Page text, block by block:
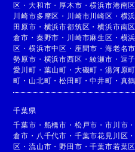
区 ・大和市 ・ 厚木市 ・横浜市港南区
川崎市多摩区 ・ 川崎市川崎区 ・ 横
田原市 ・ 横浜市都筑区 ・横浜市南区
倉市 ・ 秦野市 ・ 川崎市麻生区 ・ 横
区 ・横浜市中区 ・ 座間市 ・海老名市
勢原市 ・ 横浜市西区 ・綾瀬市 ・ 逗
愛川町 ・ 葉山町 ・ 大磯町 ・湯河原町
町 ・ 山北町 ・松田町 ・中井町 ・ 真
千葉県
千葉市 ・ 船橋市 ・ 松戸市 ・市川市
倉市 ・ 八千代市 ・ 千葉市花見川区
区 ・流山市 ・野田市 ・千葉市若葉区